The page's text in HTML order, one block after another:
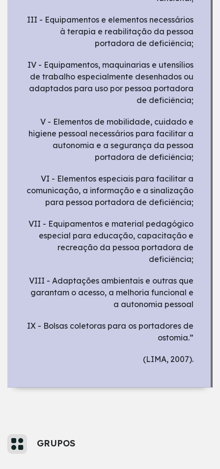
III - Equipamentos e elementos necessários
à terapia e reabilitação da pessoa
portadora de deficiência;
IV - Equipamentos, maquinarias e utensílios
de trabalho especialmente desenhados ou
adaptados para uso por pessoa portadora
de deficiência;
V - Elementos de mobilidade, cuidado e
higiene pessoal necessários para facilitar a
autonomia e a segurança da pessoa
portadora de deficiência;
VI - Elementos especiais para facilitar a
comunicação, a informação e a sinalização
para pessoa portadora de deficiência;
VII - Equipamentos e material pedagógico
especial para educação, capacitação e
recreação da pessoa portadora de
deficiência;
VIII - Adaptações ambientais e outras que
garantam o acesso, a melhoria funcional e
a autonomia pessoal
IX - Bolsas coletoras para os portadores de
ostomia.”
(LIMA, 2007).
GRUPOS